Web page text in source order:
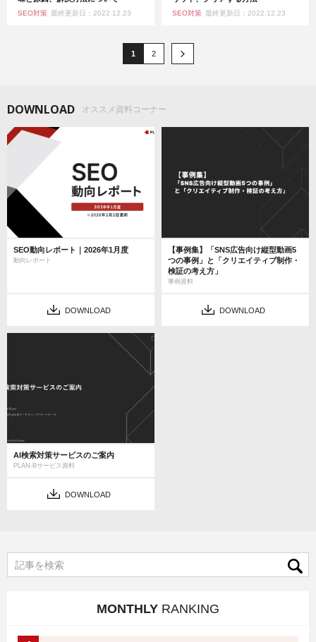
SEO対策 最終更新日：2022.12.23 SEO対策 最終更新日：2022.12.23
1 2
DOWNLOAD オススメ資料コーナー
SEO動向レポート｜2026年1月度
動向レポート
DOWNLOAD
【事例集】「SNS広告向け縦型動画5
つの事例」と「クリエイティブ制作・
検証の考え方」
事例資料
DOWNLOAD
AI検索対策サービスのご案内
PLAN-Bサービス資料
DOWNLOAD
MONTHLY RANKING